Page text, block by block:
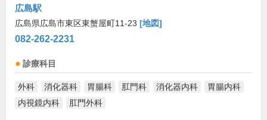
広島駅
広島県広島市東区東蟹屋町11-23 [地図]
082-262-2231
診療科目
外科 消化器科 胃腸科 肛門科 消化器内科
胃腸内科
内視鏡内科
肛門外科